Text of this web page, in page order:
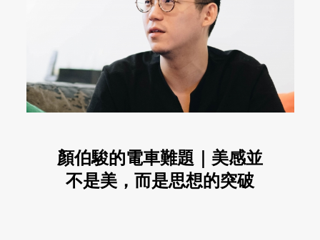
顏伯駿的電車難題｜美感並
不是美，而是思想的突破